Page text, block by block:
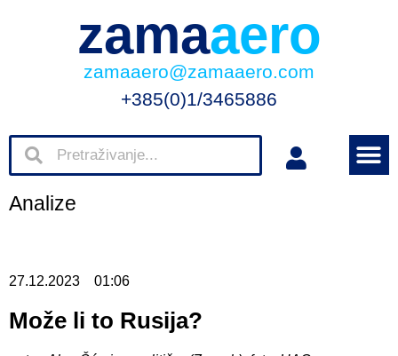
zamaaero
zamaaero@zamaaero.com
+385(0)1/3465886
Analize
27.12.2023 01:06
Može li to Rusija?